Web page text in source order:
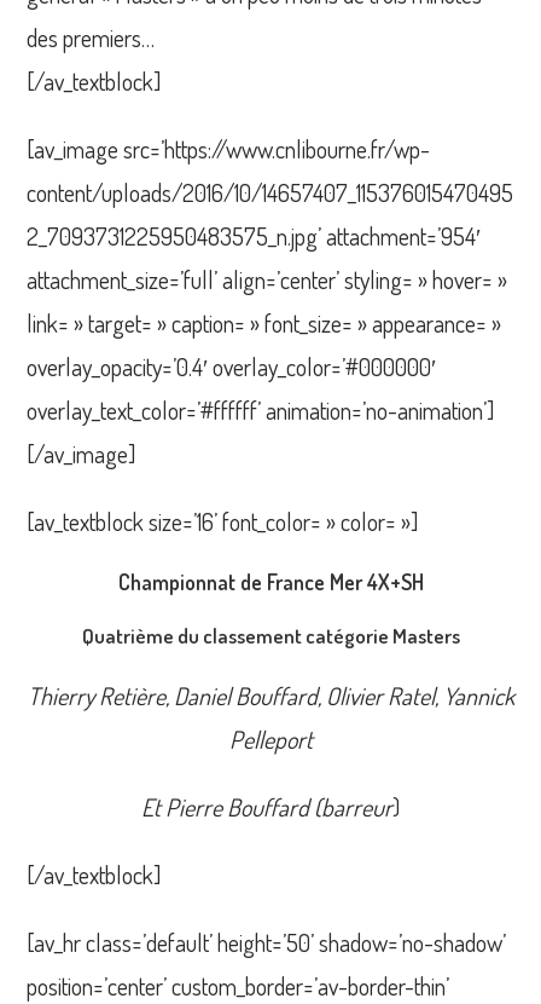
des premiers…
[/av_textblock]
[av_image src=’https://www.cnlibourne.fr/wp-
content/uploads/2016/10/14657407_115376015470495
2_7093731225950483575_n.jpg’ attachment=’954′
attachment_size=’full’ align=’center’ styling= » hover= »
link= » target= » caption= » font_size= » appearance= »
overlay_opacity=’0.4′ overlay_color=’#000000′
overlay_text_color=’#ffffff’ animation=’no-animation’]
[/av_image]
[av_textblock size=’16’ font_color= » color= »]
Championnat de France Mer 4X+SH
Quatrième du classement catégorie Masters
Thierry Retière, Daniel Bouffard, Olivier Ratel, Yannick
Pelleport
Et Pierre Bouffard (barreur)
[/av_textblock]
[av_hr class=’default’ height=’50’ shadow=’no-shadow’
position=’center’ custom_border=’av-border-thin’